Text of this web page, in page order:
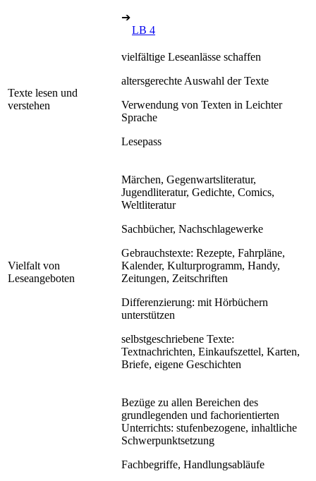
➔
LB 4
Texte lesen und
verstehen
vielfältige Leseanlässe schaffen
altersgerechte Auswahl der Texte
Verwendung von Texten in Leichter
Sprache
Lesepass
Vielfalt von
Leseangeboten
Märchen, Gegenwartsliteratur,
Jugendliteratur, Gedichte, Comics,
Weltliteratur
Sachbücher, Nachschlagewerke
Gebrauchstexte: Rezepte, Fahrpläne,
Kalender, Kulturprogramm, Handy,
Zeitungen, Zeitschriften
Differenzierung: mit Hörbüchern
unterstützen
selbstgeschriebene Texte:
Textnachrichten, Einkaufszettel, Karten,
Briefe, eigene Geschichten
Bezüge zu allen Bereichen des
grundlegenden und fachorientierten
Unterrichts: stufenbezogene, inhaltliche
Schwerpunktsetzung
Fachbegriffe, Handlungsabläufe